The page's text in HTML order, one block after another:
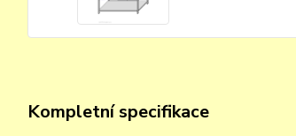
Kompletní specifikace